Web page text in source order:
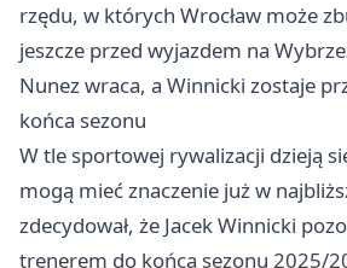
rzędu, w których Wrocław może
jeszcze przed wyjazdem na
Nunez wraca, a Winnicki zostaje
końca sezonu
W tle sportowej rywalizacji dzieją
mogą mieć znaczenie już w
zdecydował, że Jacek Winnicki
trenerem do końca sezonu 2025/